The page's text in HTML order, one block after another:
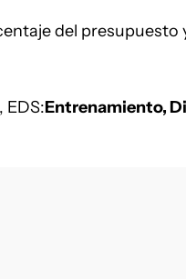
del
EDS:Entrenamiento,